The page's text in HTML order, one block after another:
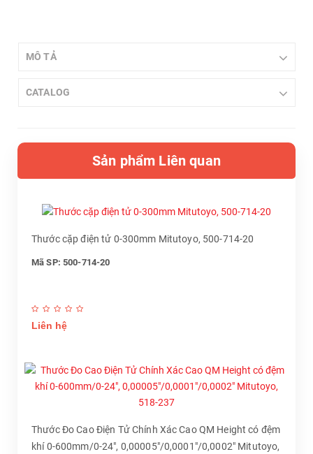
MÔ TẢ
CATALOG
Sản phẩm Liên quan
Thước cặp điện tử 0-300mm Mitutoyo, 500-714-20
Mã SP: 500-714-20
Liên hệ
Thước Đo Cao Điện Tử Chính Xác Cao QM Height có đệm
khí 0-600mm/0-24", 0,00005"/0,0001"/0,0002" Mitutoyo,